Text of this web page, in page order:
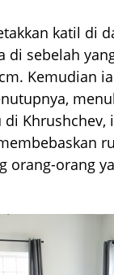
katil di
di sebelah
Kemudian
Khrushchev,
orang-orang